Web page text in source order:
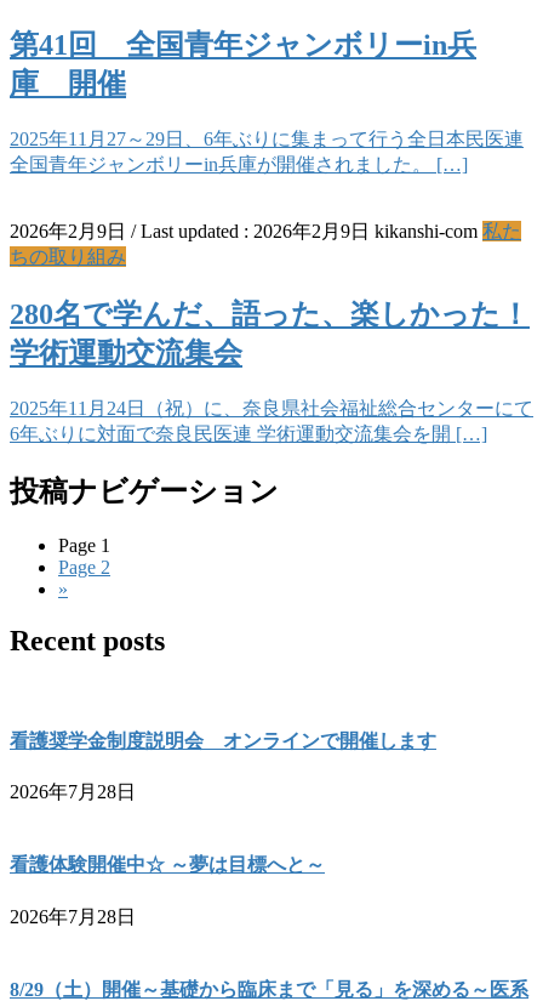
第41回 全国青年ジャンボリーin兵
庫 開催
2025年11月27～29日、6年ぶりに集まって行う全日本民医連
全国青年ジャンボリーin兵庫が開催されました。 […]
2026年2月9日 / Last updated : 2026年2月9日 kikanshi-com 私た
ちの取り組み
280名で学んだ、語った、楽しかった！
学術運動交流集会
2025年11月24日（祝）に、奈良県社会福祉総合センターにて
6年ぶりに対面で奈良民医連 学術運動交流集会を開 […]
投稿ナビゲーション
Page 1
Page 2
»
Recent posts
看護奨学金制度説明会 オンラインで開催します
2026年7月28日
看護体験開催中☆ ～夢は目標へと～
2026年7月28日
8/29（土）開催～基礎から臨床まで「見る」を深める～医系